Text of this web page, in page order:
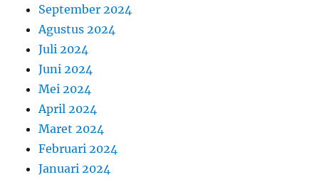
September 2024
Agustus 2024
Juli 2024
Juni 2024
Mei 2024
April 2024
Maret 2024
Februari 2024
Januari 2024